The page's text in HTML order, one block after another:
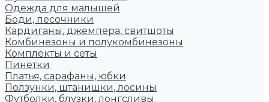
Одежда для малышей
Боди, песочники
Кардиганы, джемпера, свитшоты
Комбинезоны и полукомбинезоны
Комплекты и сеты
Пинетки
Платья, сарафаны, юбки
Ползунки, штанишки, лосины
Футболки, блузки, лонгсливы